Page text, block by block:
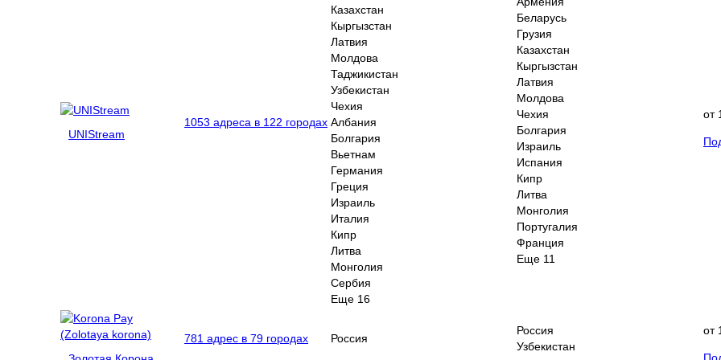
UNIStream
1053 адреса в 122 городах
Казахстан
Кыргызстан
Латвия
Молдова
Таджикистан
Узбекистан
Чехия
Албания
Болгария
Вьетнам
Германия
Греция
Израиль
Италия
Кипр
Литва
Монголия
Сербия
Еще 16
Беларусь
Грузия
Казахстан
Кыргызстан
Латвия
Молдова
Чехия
Болгария
Израиль
Испания
Кипр
Литва
Монголия
Португалия
Франция
Еще 11
от
781 адрес в 79 городах Россия
Россия
Узбекистан
от